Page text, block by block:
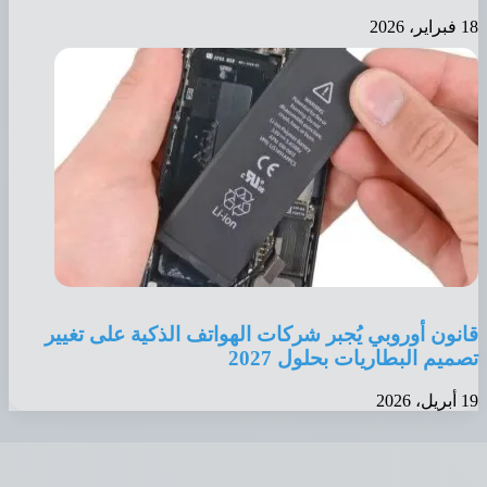
أوروبي يُجبر شركات الهواتف الذكية على تغيير
البطاريات بحلول 2027